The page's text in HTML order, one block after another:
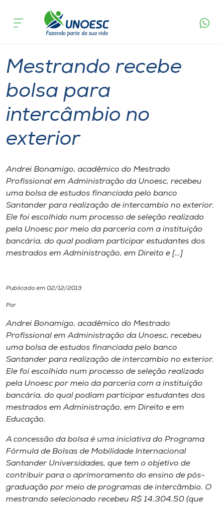
Cursos
Pesquisa
Atendimento ao Estudante
Portal de Ensino
A
Internacionalização
I.nova
Cultura
CPA
Biblioteca
Editora
Rádio
Museu
Unoesc
Store
acontece
Mestrando recebe
bolsa para
intercâmbio no
exterior
Andrei Bonamigo, acadêmico do Mestrado
Profissional em Administração da Unoesc, recebeu
uma bolsa de estudos financiada pelo banco
Santander para realização de intercambio no exterior.
Ele foi escolhido num processo de seleção realizado
pela Unoesc por meio da parceria com a instituição
bancária, do qual podiam participar estudantes dos
mestrados em Administração, em Direito e […]
Publicado em 02/12/2013
Por
Andrei Bonamigo, acadêmico do Mestrado
Profissional em Administração da Unoesc, recebeu
uma bolsa de estudos financiada pelo banco
Santander para realização de intercambio no exterior.
Ele foi escolhido num processo de seleção realizado
pela Unoesc por meio da parceria com a instituição
bancária, do qual podiam participar estudantes dos
mestrados em Administração, em Direito e em
Educação.
A concessão da bolsa é uma iniciativa do Programa
Fórmula de Bolsas de Mobilidade Internacional
Santander Universidades, que tem o objetivo de
contribuir para o aprimoramento do ensino de pós-
graduação por meio de programas de intercâmbio. O
mestrando selecionado recebeu R$ 14.304,50 (que